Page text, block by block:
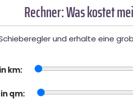
Rechner: Was kostet
und erhalte eine
km:
qm: